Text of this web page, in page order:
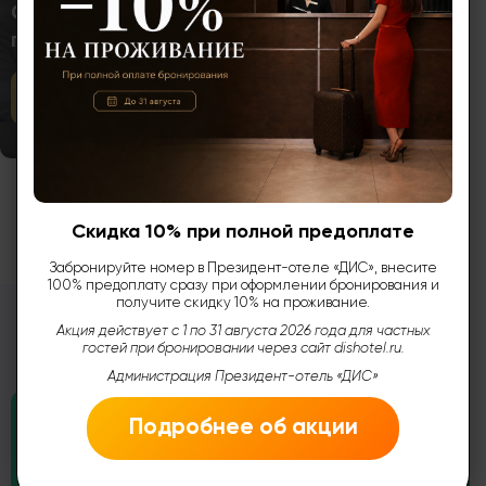
Скидка 10% на проживание при полной
предоплате
Подробнее
Отзывы наших клиентов
Скидка 10% при полной предоплате
Забронируйте номер в Президент-отеле «ДИС», внесите
100% предоплату сразу при оформлении бронирования и
получите скидку 10% на проживание.
Акция действует с 1 по 31 августа 2026 года для частных
гостей при бронировании через сайт dishotel.ru.
Администрация Президент-отель «ДИС»
Подробнее об акции